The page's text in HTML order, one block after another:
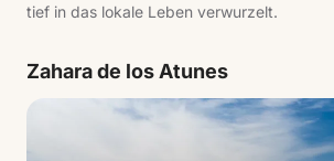
tief in das lokale Leben verwurzelt.
Zahara de los Atunes